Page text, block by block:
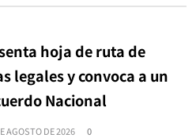
hoja de ruta de
legales y convoca a un
Nacional
AGOSTO DE 2026 0